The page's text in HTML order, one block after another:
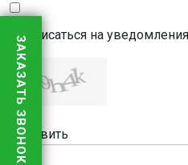
Подписаться на
Обновить
ЗАКАЗАТЬ ЗВОНОК